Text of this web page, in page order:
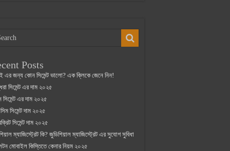
Posts
এর জন্য কোন সিমেন্ট ভালো? এক ক্লিকে জেনে নিন!
সিমেন্ট এর দাম ২০২৫
সিমেন্ট এর দাম ২০২৫
সিমেন্ট দাম ২০২৫
সিমেন্ট দাম ২০২৫
ম্যাজিস্ট্রেট কি? জুডিশিয়াল ম্যাজিস্ট্রেট এর সুযোগ সুবিধা
মোবাইল কিস্তিতে কেনার নিয়ম ২০২৫